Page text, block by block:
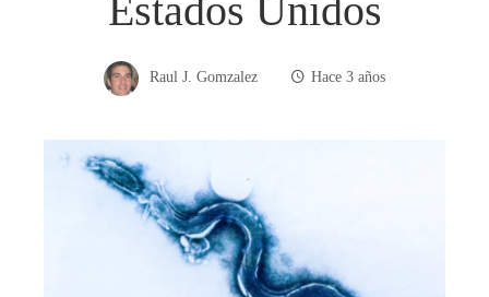
Estados Unidos
Raul J. Gomzalez Hace 3 años